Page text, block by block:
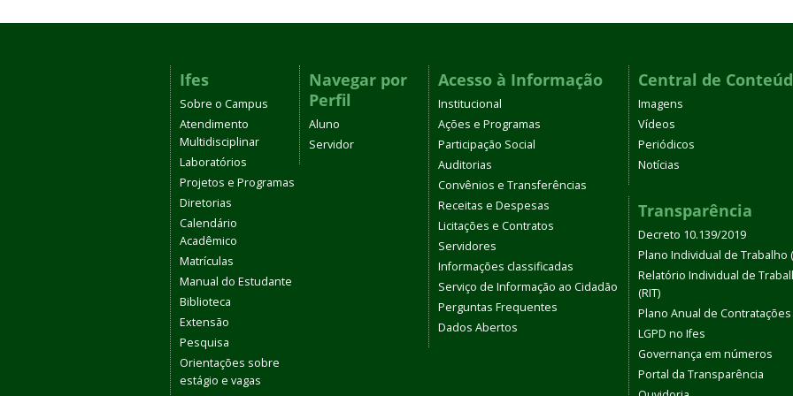
Ifes
Sobre o Campus
Atendimento
Multidisciplinar
Laboratórios
Projetos e Programas
Diretorias
Calendário
Acadêmico
Matrículas
Manual do Estudante
Biblioteca
Extensão
Pesquisa
Orientações sobre
estágio e vagas
Navegar por
Perfil
Aluno
Servidor
Acesso à Informação
Institucional
Ações e Programas
Participação Social
Auditorias
Convênios e Transferências
Receitas e Despesas
Licitações e Contratos
Servidores
Informações classificadas
Serviço de Informação ao Cidadão
Perguntas Frequentes
Dados Abertos
Central de
Imagens
Vídeos
Periódicos
Notícias
Transparência
Decreto 10.139/2019
Plano Individual de Trabalho
Relatório Individual de
(RIT)
Plano Anual de Contratações
LGPD no Ifes
Governança em números
Portal da Transparência